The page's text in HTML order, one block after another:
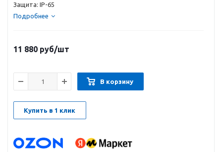
Защита: IP-65
Подробнее
11 880 руб/шт
В корзину
Купить в 1 клик